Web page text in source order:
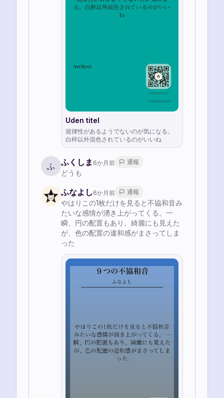
Uden titel
規律性があるようでないのが気になる。
白枠以外混色されているのがいいね
ふ ふくしま 6か月前 通報
どうも
ふなよし 6か月前 通報
やはりこの1枚だけを見ると不協和音み
たいな感情が湧き上がってくる。一
瞬、円の配置もあり、綺麗にも見えた
が、色の配置の違和感がまさってしま
った